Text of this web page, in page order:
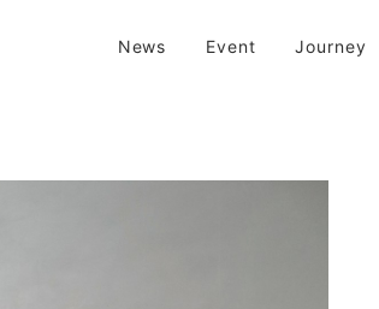
活雑貨店
News Event Journey